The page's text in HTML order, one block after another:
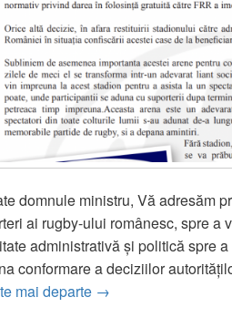
domnule ministru, Vă adresăm
ai rugby-ului românesc, spre a
administrativă și politică spre
conformare a deciziilor
mai departe Memoriu adresat
→